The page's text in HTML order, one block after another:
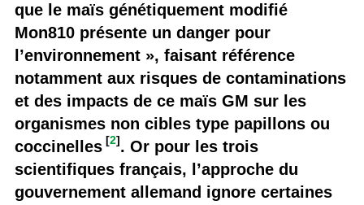
que le maïs génétiquement modifié
Mon810 présente un danger pour
l’environnement », faisant référence
notamment aux risques de contaminations
et des impacts de ce maïs GM sur les
organismes non cibles type papillons ou
coccinelles [2]. Or pour les trois
scientifiques français, l’approche du
gouvernement allemand ignore certaines